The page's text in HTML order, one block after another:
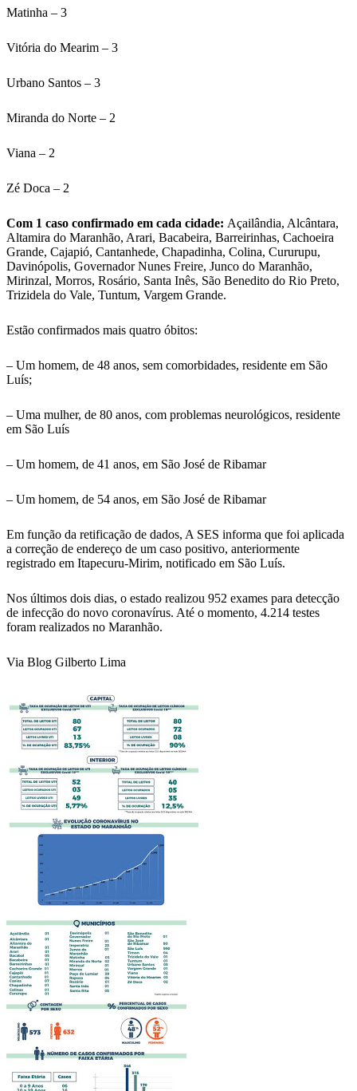
Matinha – 3
Vitória do Mearim – 3
Urbano Santos – 3
Miranda do Norte – 2
Viana – 2
Zé Doca – 2
Com 1 caso confirmado em cada cidade: Açailândia, Alcântara,
Altamira do Maranhão, Arari, Bacabeira, Barreirinhas, Cachoeira
Grande, Cajapió, Cantanhede, Chapadinha, Colina, Cururupu,
Davinópolis, Governador Nunes Freire, Junco do Maranhão,
Mirinzal, Morros, Rosário, Santa Inês, São Benedito do Rio Preto,
Trizidela do Vale, Tuntum, Vargem Grande.
Estão confirmados mais quatro óbitos:
– Um homem, de 48 anos, sem comorbidades, residente em São
Luís;
– Uma mulher, de 80 anos, com problemas neurológicos, residente
em São Luís
– Um homem, de 41 anos, em São José de Ribamar
– Um homem, de 54 anos, em São José de Ribamar
Em função da retificação de dados, A SES informa que foi aplicada
a correção de endereço de um caso positivo, anteriormente
registrado em Itapecuru-Mirim, notificado em São Luís.
Nos últimos dois dias, o estado realizou 952 exames para detecção
de infecção do novo coronavírus. Até o momento, 4.214 testes
foram realizados no Maranhão.
Via Blog Gilberto Lima